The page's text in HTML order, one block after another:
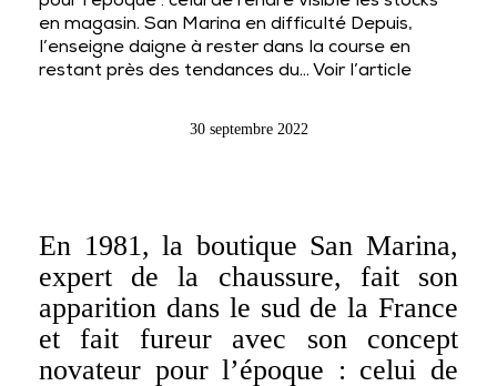
en magasin. San Marina en difficulté Depuis,
l’enseigne daigne à rester dans la course en
restant près des tendances du… Voir l’article
30 septembre 2022
En 1981, la boutique San Marina,
expert de la chaussure, fait son
apparition dans le sud de la France
et fait fureur avec son concept
novateur pour l’époque : celui de